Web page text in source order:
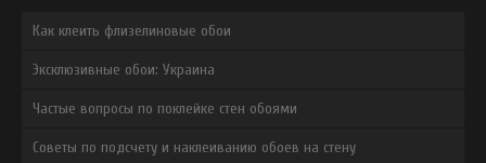
Как клеить флизелиновые обои
Эксклюзивные обои: Украина
Частые вопросы по поклейке стен обоями
Советы по подсчету и наклеиванию обоев на стену